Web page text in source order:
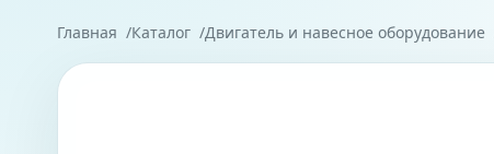
Главная Каталог Двигатель и навесное оборудование